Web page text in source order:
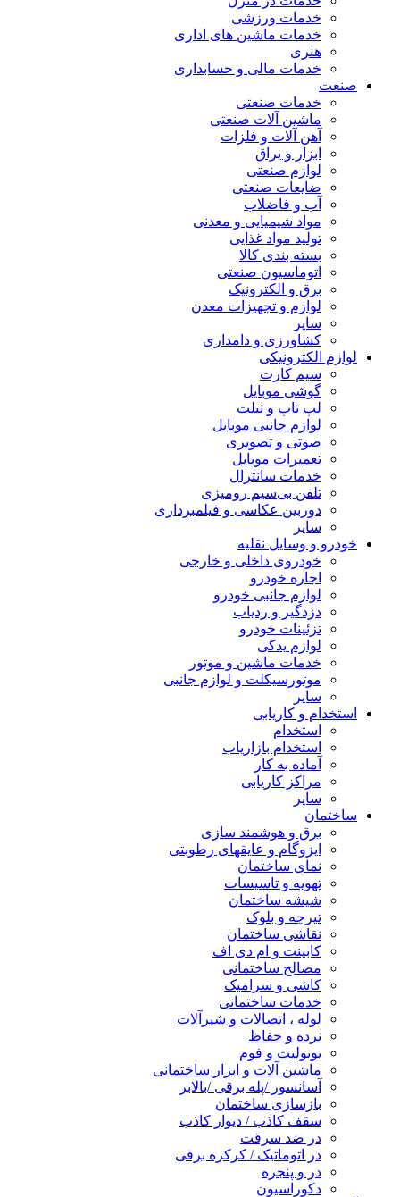
خدمات ورزشی
خدمات ماشین های اداری
هنری
خدمات مالی و حسابداری
صنعت
خدمات صنعتی
ماشین آلات صنعتی
آهن آلات و فلزات
ابزار و یراق
لوازم صنعتی
ضایعات صنعتی
آب و فاضلاب
مواد شیمیایی و معدنی
تولید مواد غذایی
بسته بندی کالا
اتوماسیون صنعتی
برق و الکترونیک
لوازم و تجهیزات معدن
سایر
کشاورزی و دامداری
لوازم الکترونیکی
سیم کارت
گوشی موبایل
لپ تاپ و تبلت
لوازم جانبی موبایل
صوتی و تصویری
تعمیرات موبایل
خدمات سانترال
تلفن بی‌سیم رومیزی
دوربین عکاسی و فیلمبرداری
سایر
خودرو و وسایل نقلیه
خودروی داخلی و خارجی
اجاره خودرو
لوازم جانبی خودرو
دزدگیر و ردیاب
تزئینات خودرو
لوازم یدکی
خدمات ماشین و موتور
موتورسیکلت و لوازم جانبی
سایر
استخدام و کاریابی
استخدام
استخدام بازاریاب
آماده به کار
مراکز کاریابی
سایر
ساختمان
برق و هوشمند سازی
ایزوگام و عایقهای رطوبتی
نمای ساختمان
تهویه و تاسیسات
شیشه ساختمان
تیرچه و بلوک
نقاشی ساختمان
کابینت و ام دی اف
مصالح ساختمانی
کاشی و سرامیک
خدمات ساختمانی
لوله ، اتصالات و شیرآلات
نرده و حفاظ
یونولیت و فوم
ماشین آلات و ابزار ساختمانی
آسانسور /پله برقی /بالابر
بازسازی ساختمان
سقف کاذب / دیوار کاذب
در ضد سرقت
در اتوماتیک / کرکره برقی
در و پنجره
دکوراسیون